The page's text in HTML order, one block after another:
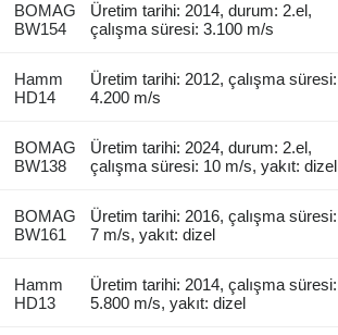
BOMAG
BW154
Üretim tarihi: 2014, durum: 2.el,
çalışma süresi: 3.100 m/s
Hamm
HD14
Üretim tarihi: 2012, çalışma süresi:
4.200 m/s
BOMAG
BW138
Üretim tarihi: 2024, durum: 2.el,
çalışma süresi: 10 m/s, yakıt: dizel
BOMAG
BW161
Üretim tarihi: 2016, çalışma süresi:
7 m/s, yakıt: dizel
Hamm
HD13
Üretim tarihi: 2014, çalışma süresi:
5.800 m/s, yakıt: dizel